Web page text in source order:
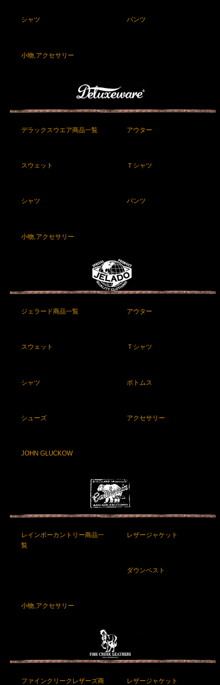
シャツ パンツ
小物,アクセサリー
デラックスウエア商品一覧 アウター
スウェット Ｔシャツ
シャツ パンツ
小物,アクセサリー
ジェラード商品一覧 アウター
スウェット Ｔシャツ
シャツ ボトムス
シューズ アクセサリー
JOHN GLUCKOW
レインボーカントリー商品一
覧
レザージャケット
ダウンベスト
小物,アクセサリー
ファインクリークレザーズ商
レザージャケット